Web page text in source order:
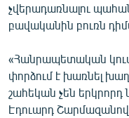
չվերադառնալու
բավականին բուռն
«Հանրապետական
փորձում է խառնել
շահեկան չեն
Էդուարդ